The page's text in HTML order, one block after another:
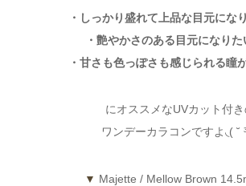
・しっかり盛れて上品な目元にな
・艶やかさのある目元になりた
・甘さも色っぽさも感じられる瞳
にオススメなUVカット付
ワンデーカラコンですよ◟( ˘
▼ Majette / Mellow Brown